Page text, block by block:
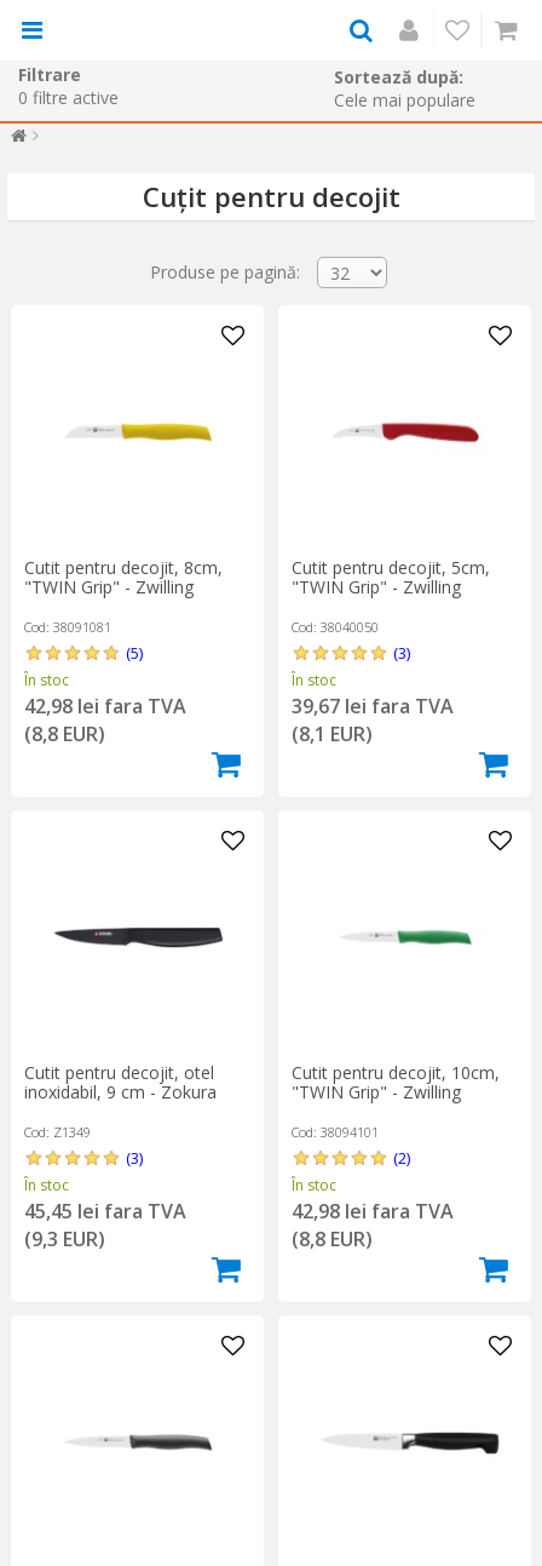
Filtrare
0 filtre active
Sortează după:
Cuțit pentru decojit
Produse pe pagină:
Cutit pentru decojit, 8cm,
"TWIN Grip" - Zwilling
Cod: 38091081
(5)
În stoc
42,98 lei fara TVA
(8,8 EUR)
Cutit pentru decojit, 5cm,
"TWIN Grip" - Zwilling
Cod: 38040050
(3)
În stoc
39,67 lei fara TVA
(8,1 EUR)
Cutit pentru decojit, otel
inoxidabil, 9 cm - Zokura
Cod: Z1349
(3)
În stoc
45,45 lei fara TVA
(9,3 EUR)
Cutit pentru decojit, 10cm,
"TWIN Grip" - Zwilling
Cod: 38094101
(2)
În stoc
42,98 lei fara TVA
(8,8 EUR)